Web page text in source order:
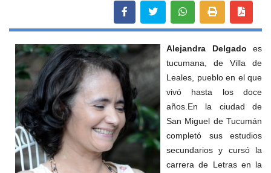
Alejandra Delgado es
tucumana, de Villa de
Leales, pueblo en el que
vivó hasta los doce
años.En la ciudad de
San Miguel de Tucumán
completó sus estudios
secundarios y cursó la
carrera de Letras en la